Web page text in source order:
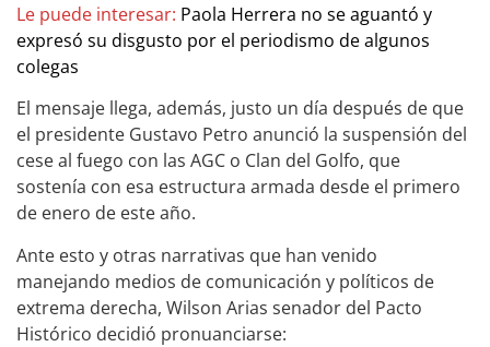
Le puede interesar: Paola Herrera no se aguantó y
expresó su disgusto por el periodismo de algunos
colegas
El mensaje llega, además, justo un día después de que
el presidente Gustavo Petro anunció la suspensión del
cese al fuego con las AGC o Clan del Golfo, que
sostenía con esa estructura armada desde el primero
de enero de este año.
Ante esto y otras narrativas que han venido
manejando medios de comunicación y políticos de
extrema derecha, Wilson Arias senador del Pacto
Histórico decidió pronuanciarse: